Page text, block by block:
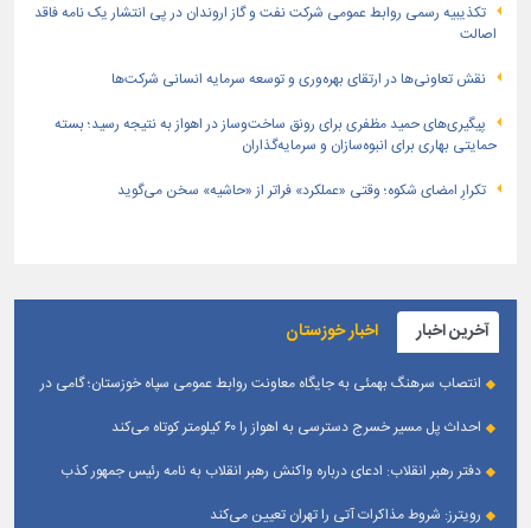
تكذیبیه رسمی روابط عمومی شركت نفت و گاز اروندان در پی انتشار یک نامه فاقد
اصالت
نقش تعاونی‌ها در ارتقای بهره‌وری و توسعه سرمایه انسانی شرکت‌ها
پیگیری‌های حمید مظفری برای رونق ساخت‌وساز در اهواز به نتیجه رسید؛ بسته
حمایتی بهاری برای انبوه‌سازان و سرمایه‌گذاران
تکرارِ امضای شکوه؛ وقتی «عملکرد» فراتر از «حاشیه» سخن می‌گوید
آخرین اخبار اخبار خوزستان
انتصاب سرهنگ بهمئی به جایگاه معاونت روابط عمومی سپاه خوزستان؛ گامی در
احداث پل مسیر خسرج دسترسی به اهواز را ۶۰ کیلومتر کوتاه می‌کند
دفتر رهبر انقلاب: ادعای درباره واکنش رهبر انقلاب به نامه رئیس جمهور کذب
رویترز: شروط مذاکرات آتی را تهران تعیین می‌کند